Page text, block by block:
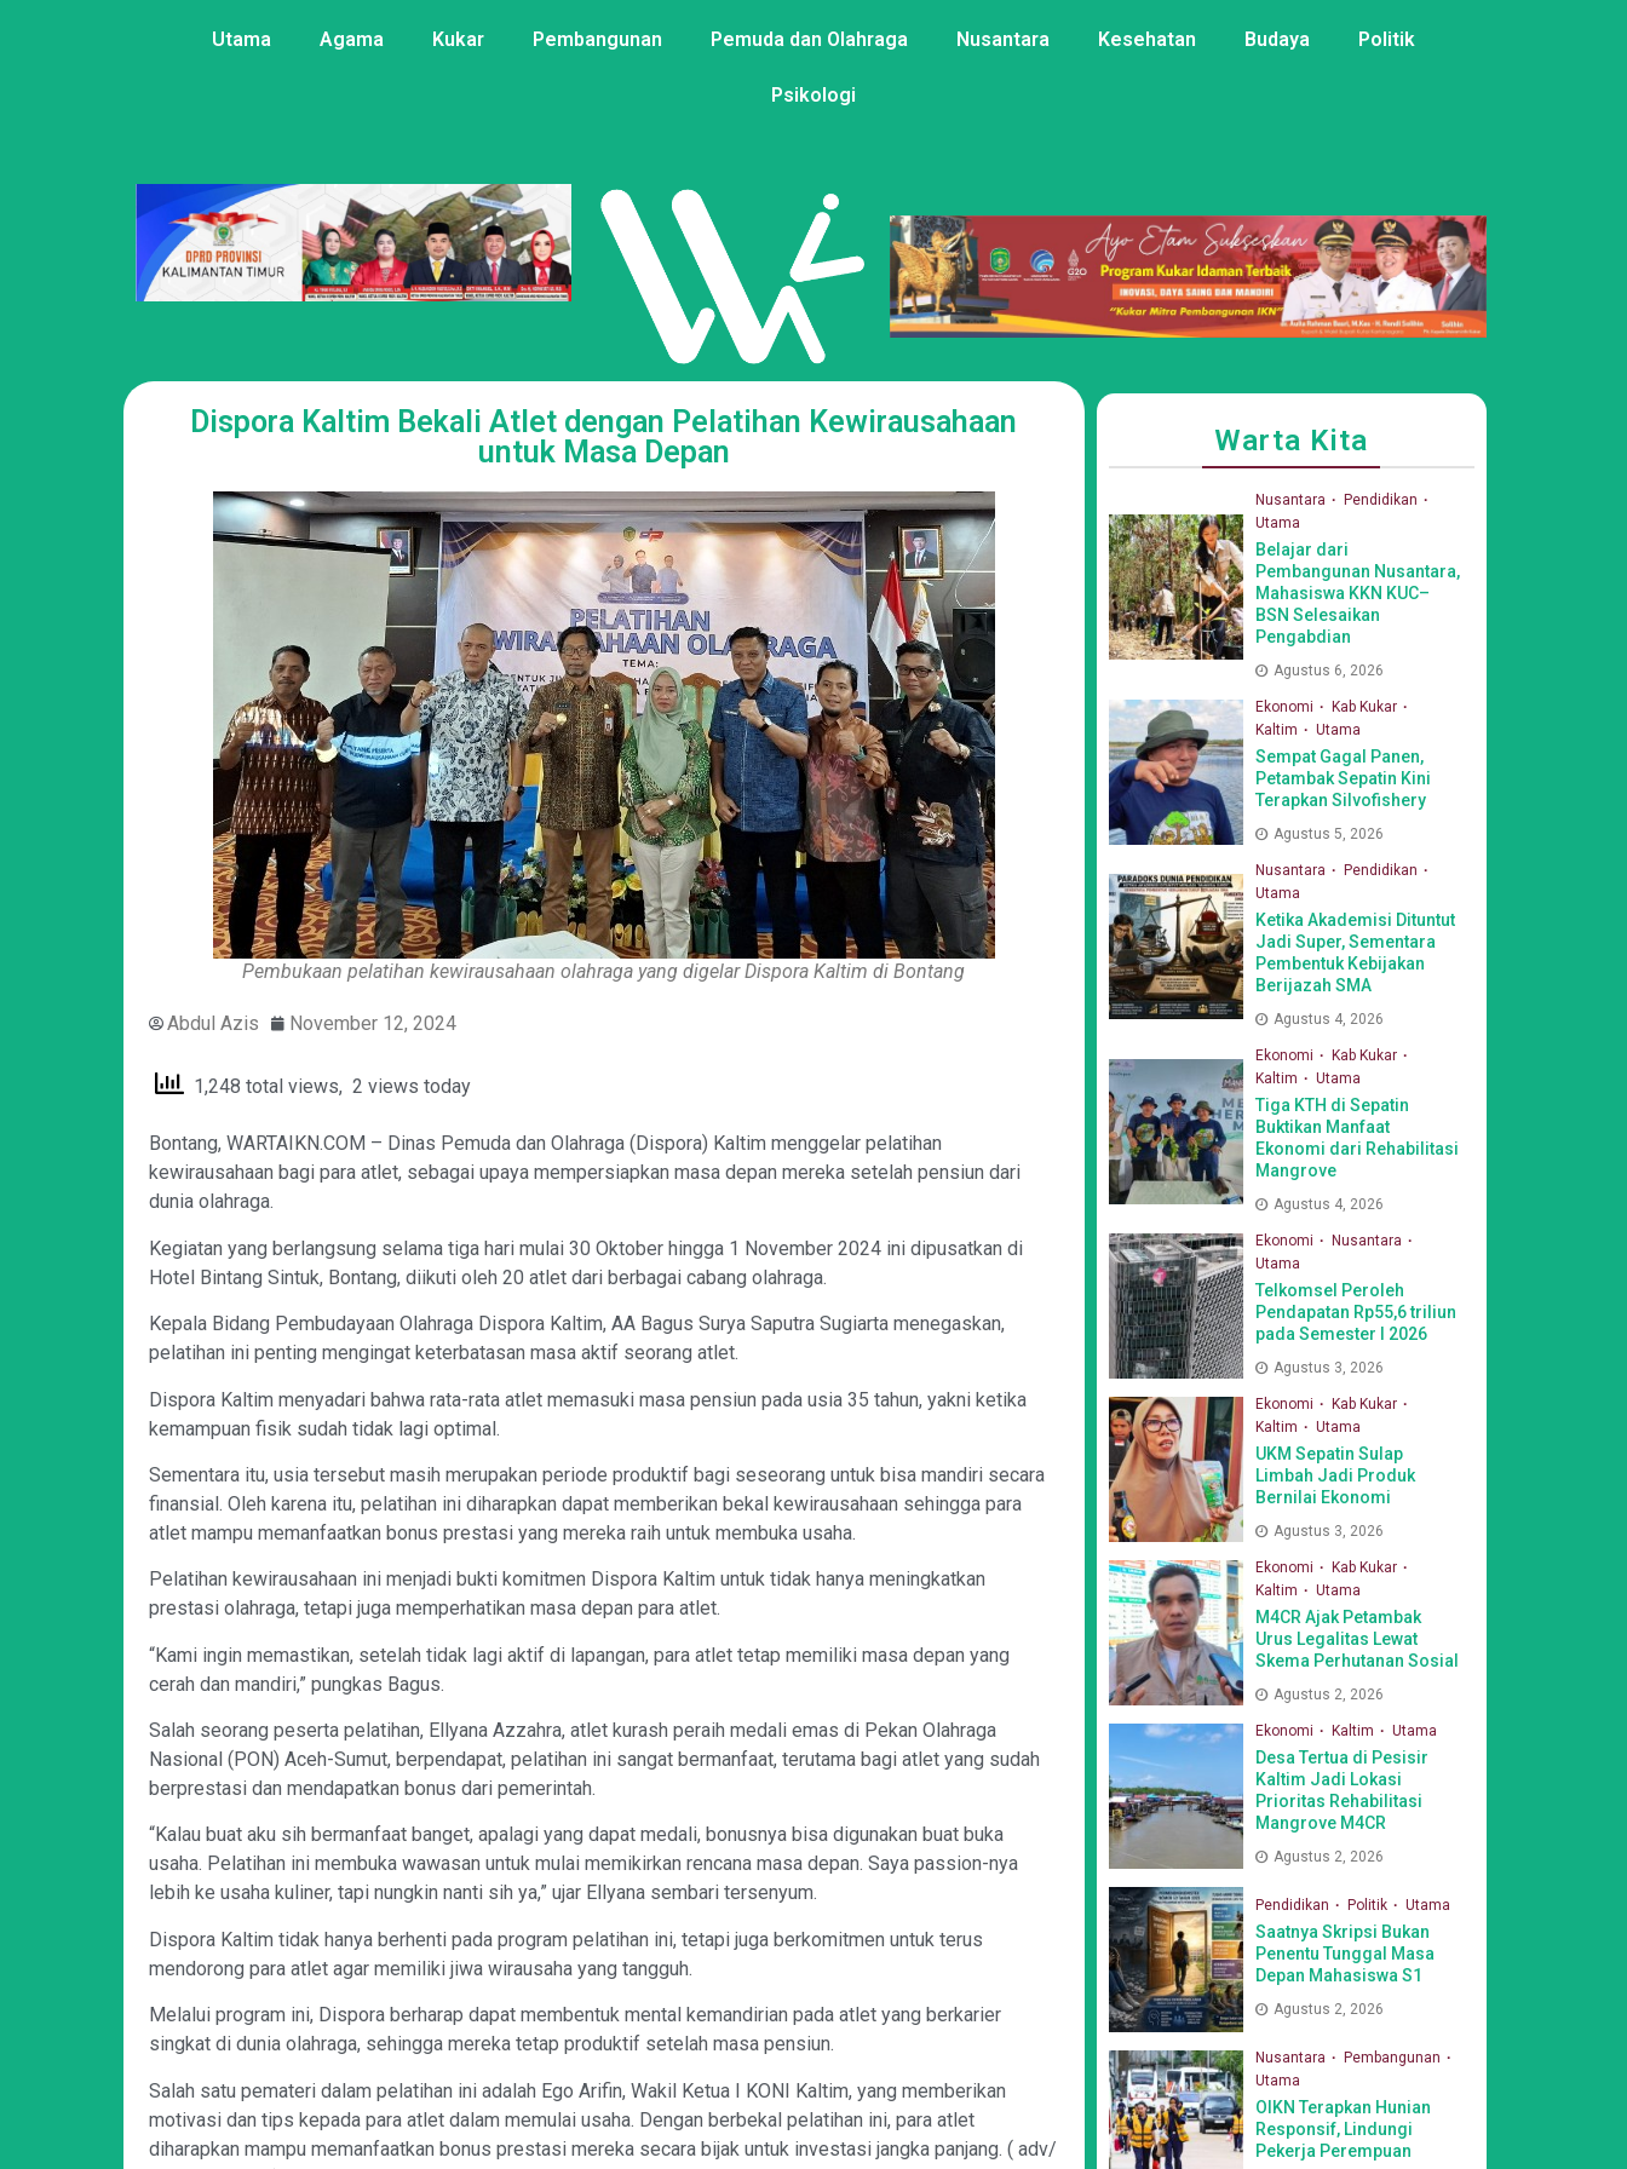
Utama Agama Kukar Pembangunan Pemuda dan Olahraga Nusantara Kesehatan Budaya Politik
Psikologi
Dispora Kaltim Bekali Atlet dengan Pelatihan Kewirausahaan
untuk Masa Depan
Pembukaan pelatihan kewirausahaan olahraga yang digelar Dispora Kaltim di Bontang
Abdul Azis November 12, 2024
1,248 total views, 2 views today
Bontang, WARTAIKN.COM – Dinas Pemuda dan Olahraga (Dispora) Kaltim menggelar pelatihan
kewirausahaan bagi para atlet, sebagai upaya mempersiapkan masa depan mereka setelah pensiun dari
dunia olahraga.
Kegiatan yang berlangsung selama tiga hari mulai 30 Oktober hingga 1 November 2024 ini dipusatkan di
Hotel Bintang Sintuk, Bontang, diikuti oleh 20 atlet dari berbagai cabang olahraga.
Kepala Bidang Pembudayaan Olahraga Dispora Kaltim, AA Bagus Surya Saputra Sugiarta menegaskan,
pelatihan ini penting mengingat keterbatasan masa aktif seorang atlet.
Dispora Kaltim menyadari bahwa rata-rata atlet memasuki masa pensiun pada usia 35 tahun, yakni ketika
kemampuan fisik sudah tidak lagi optimal.
Sementara itu, usia tersebut masih merupakan periode produktif bagi seseorang untuk bisa mandiri secara
finansial. Oleh karena itu, pelatihan ini diharapkan dapat memberikan bekal kewirausahaan sehingga para
atlet mampu memanfaatkan bonus prestasi yang mereka raih untuk membuka usaha.
Pelatihan kewirausahaan ini menjadi bukti komitmen Dispora Kaltim untuk tidak hanya meningkatkan
prestasi olahraga, tetapi juga memperhatikan masa depan para atlet.
“Kami ingin memastikan, setelah tidak lagi aktif di lapangan, para atlet tetap memiliki masa depan yang
cerah dan mandiri,” pungkas Bagus.
Salah seorang peserta pelatihan, Ellyana Azzahra, atlet kurash peraih medali emas di Pekan Olahraga
Nasional (PON) Aceh-Sumut, berpendapat, pelatihan ini sangat bermanfaat, terutama bagi atlet yang sudah
berprestasi dan mendapatkan bonus dari pemerintah.
“Kalau buat aku sih bermanfaat banget, apalagi yang dapat medali, bonusnya bisa digunakan buat buka
usaha. Pelatihan ini membuka wawasan untuk mulai memikirkan rencana masa depan. Saya passion-nya
lebih ke usaha kuliner, tapi nungkin nanti sih ya,” ujar Ellyana sembari tersenyum.
Dispora Kaltim tidak hanya berhenti pada program pelatihan ini, tetapi juga berkomitmen untuk terus
mendorong para atlet agar memiliki jiwa wirausaha yang tangguh.
Melalui program ini, Dispora berharap dapat membentuk mental kemandirian pada atlet yang berkarier
singkat di dunia olahraga, sehingga mereka tetap produktif setelah masa pensiun.
Salah satu pemateri dalam pelatihan ini adalah Ego Arifin, Wakil Ketua I KONI Kaltim, yang memberikan
motivasi dan tips kepada para atlet dalam memulai usaha. Dengan berbekal pelatihan ini, para atlet
diharapkan mampu memanfaatkan bonus prestasi mereka secara bijak untuk investasi jangka panjang. ( adv/
Warta Kita
Nusantara
Pendidikan
Utama
Belajar dari
Pembangunan Nusantara,
Mahasiswa KKN KUC–
BSN Selesaikan
Pengabdian
Agustus 6, 2026
Ekonomi
Kab Kukar
Kaltim
Utama
Sempat Gagal Panen,
Petambak Sepatin Kini
Terapkan Silvofishery
Agustus 5, 2026
Nusantara
Pendidikan
Utama
Ketika Akademisi Dituntut
Jadi Super, Sementara
Pembentuk Kebijakan
Berijazah SMA
Agustus 4, 2026
Ekonomi
Kab Kukar
Kaltim
Utama
Tiga KTH di Sepatin
Buktikan Manfaat
Ekonomi dari Rehabilitasi
Mangrove
Agustus 4, 2026
Ekonomi
Nusantara
Utama
Telkomsel Peroleh
Pendapatan Rp55,6 triliun
pada Semester I 2026
Agustus 3, 2026
Ekonomi
Kab Kukar
Kaltim
Utama
UKM Sepatin Sulap
Limbah Jadi Produk
Bernilai Ekonomi
Agustus 3, 2026
Ekonomi
Kab Kukar
Kaltim
Utama
M4CR Ajak Petambak
Urus Legalitas Lewat
Skema Perhutanan Sosial
Agustus 2, 2026
Ekonomi Kaltim Utama
Desa Tertua di Pesisir
Kaltim Jadi Lokasi
Prioritas Rehabilitasi
Mangrove M4CR
Agustus 2, 2026
Pendidikan Politik Utama
Saatnya Skripsi Bukan
Penentu Tunggal Masa
Depan Mahasiswa S1
Agustus 2, 2026
Nusantara
Pembangunan
Utama
OIKN Terapkan Hunian
Responsif, Lindungi
Pekerja Perempuan